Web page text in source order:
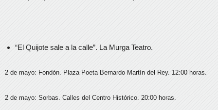
“El Quijote sale a la calle”. La Murga Teatro.
2 de mayo: Fondón. Plaza Poeta Bernardo Martín del Rey. 12:00 horas.
2 de mayo: Sorbas. Calles del Centro Histórico. 20:00 horas.